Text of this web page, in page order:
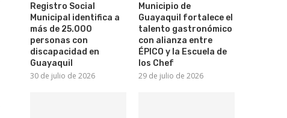
Registro Social
Municipal identifica a
más de 25.000
personas con
discapacidad en
Guayaquil
30 de julio de 2026
Municipio de
Guayaquil fortalece el
talento gastronómico
con alianza entre
ÉPICO y la Escuela de
los Chef
29 de julio de 2026